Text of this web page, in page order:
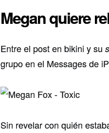
Megan quiere
Entre el post en bikini y su
grupo en el Messages de
Sin revelar con quién